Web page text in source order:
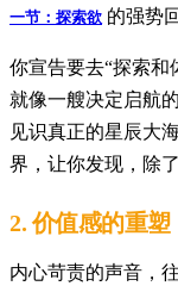
一节：探索欲 的强势
你宣告要去“探索和
就像一艘决定启航
见识真正的星辰大
界，让你发现，除
2.价值感的重塑
内心苛责的声音，